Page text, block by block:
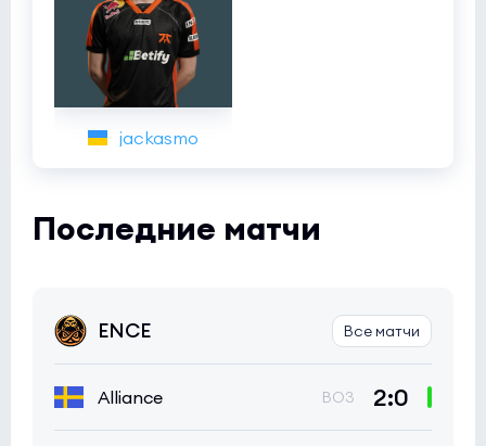
jackasmo
Последние матчи
ENCE Все матчи
Alliance BO3 2:0